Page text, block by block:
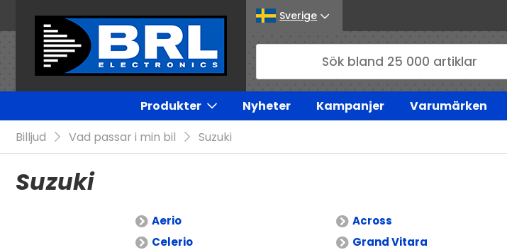
Sverige
Produkter Nyheter Kampanjer Varumärken
Billjud
Vad passar i min bil Suzuki
Suzuki
Aerio Across
Celerio
Grand Vitara